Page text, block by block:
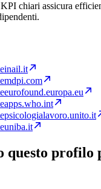
chiari assicura
inail.it
mdpi.com
eurofound.europa.eu
apps.who.int
psicologialavoro.unito.it
uniba.it
questo profilo